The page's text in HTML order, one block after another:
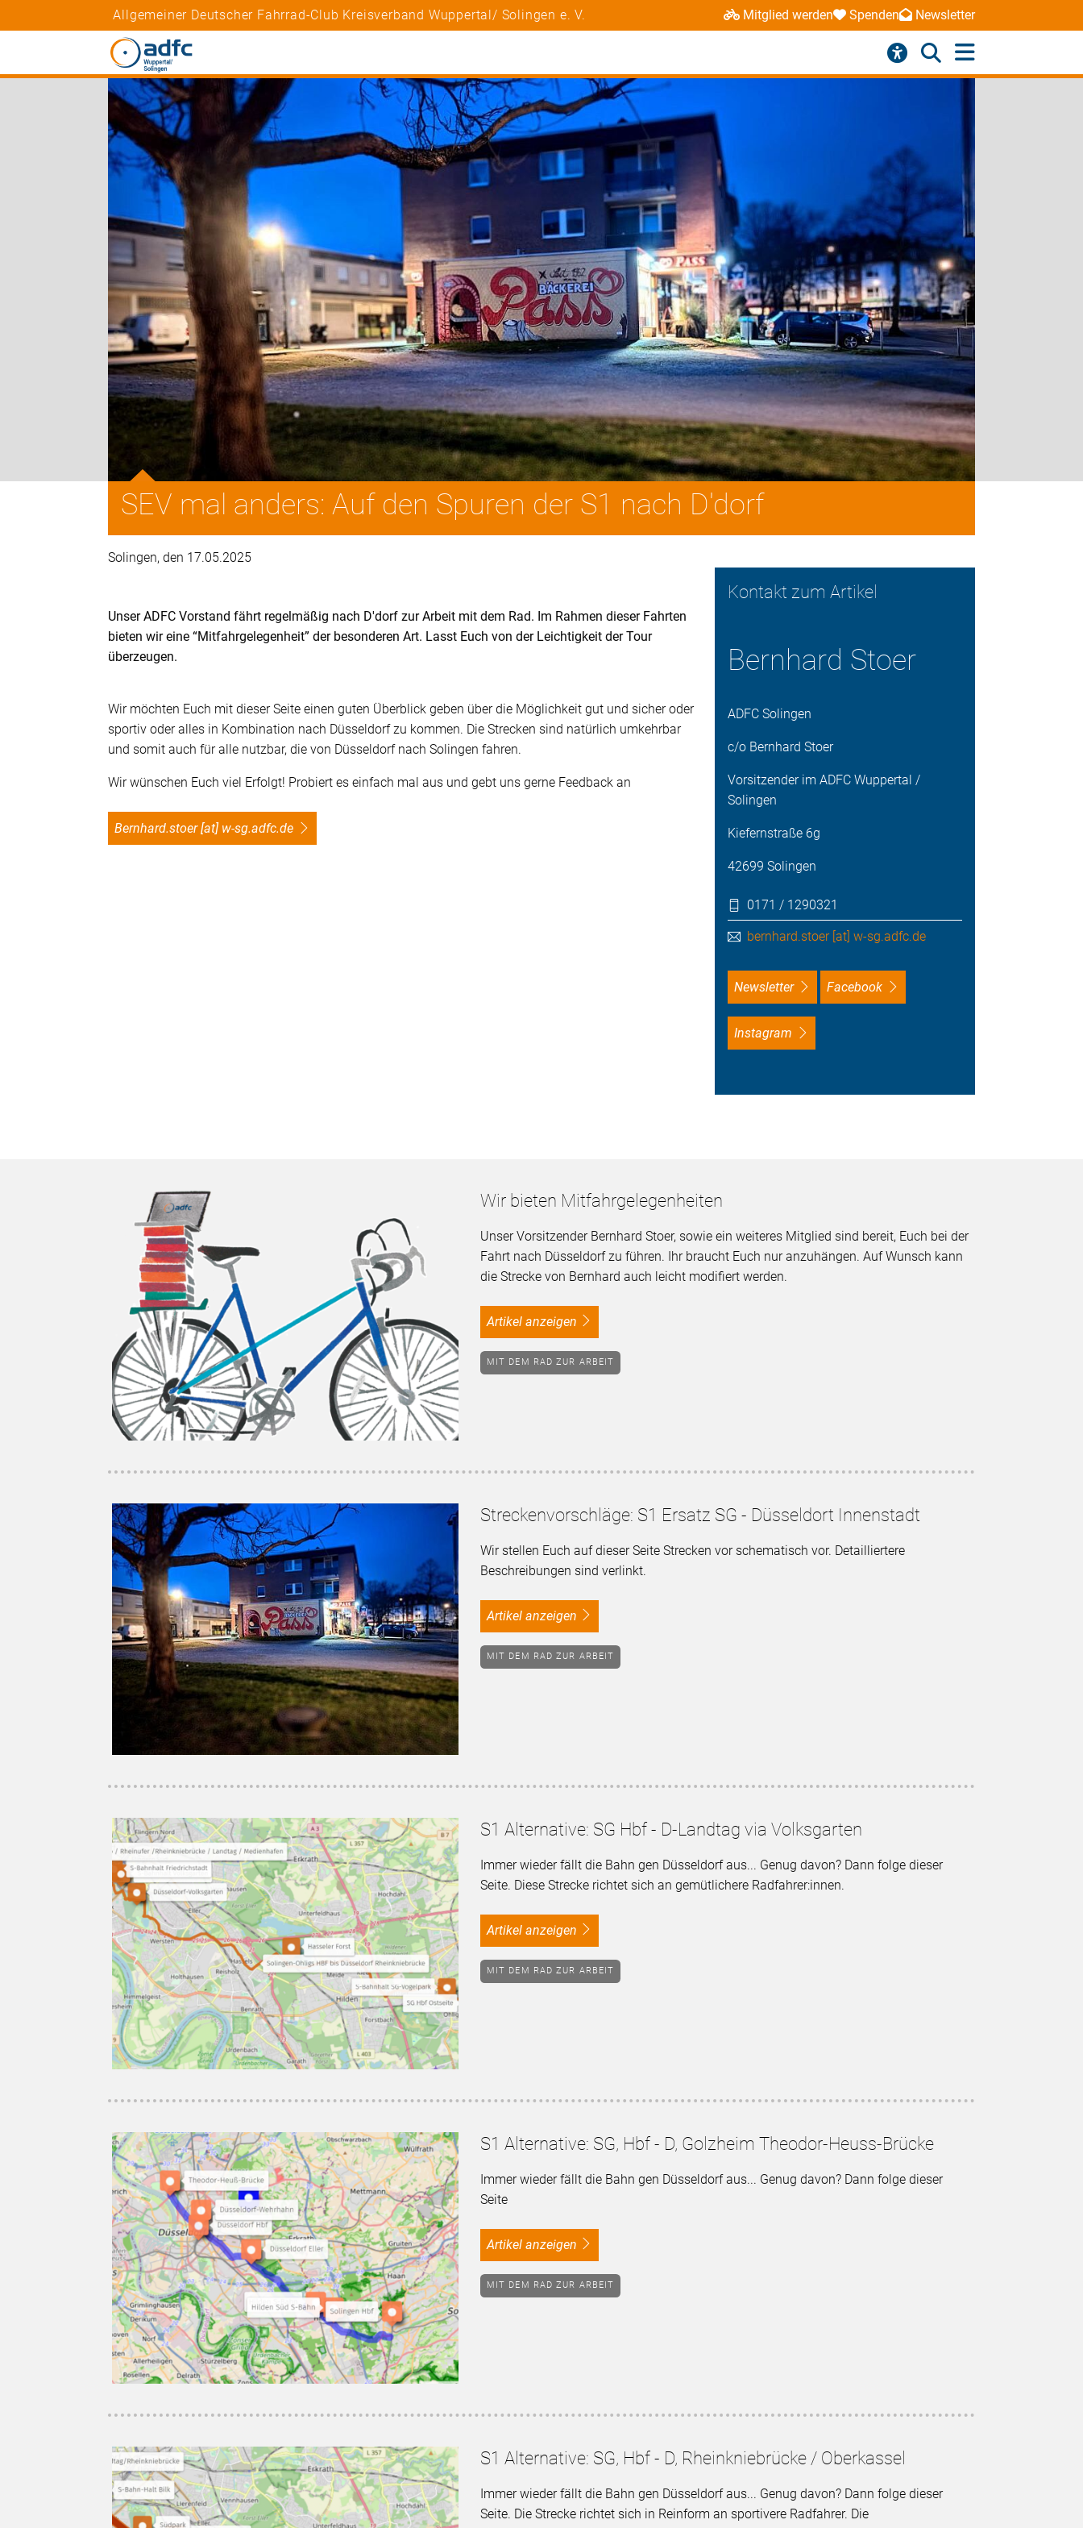
Allgemeiner Deutscher Fahrrad-Club Kreisverband Wuppertal/ Solingen e. V. Mitglied werden Spenden Newsletter
SEV mal anders: Auf den Spuren der S1 nach D'dorf
Solingen, den 17.05.2025
Kontakt zum Artikel
Bernhard Stoer
ADFC Solingen
c/o Bernhard Stoer
Vorsitzender im ADFC Wuppertal /
Solingen
Kiefernstraße 6g
42699 Solingen
0171 / 1290321
bernhard.stoer [at] w-sg.adfc.de
Newsletter Facebook
Instagram
Unser ADFC Vorstand fährt regelmäßig nach D'dorf zur Arbeit mit dem Rad. Im Rahmen dieser Fahrten
bieten wir eine “Mitfahrgelegenheit” der besonderen Art. Lasst Euch von der Leichtigkeit der Tour
überzeugen.
Wir möchten Euch mit dieser Seite einen guten Überblick geben über die Möglichkeit gut und sicher oder
sportiv oder alles in Kombination nach Düsseldorf zu kommen. Die Strecken sind natürlich umkehrbar
und somit auch für alle nutzbar, die von Düsseldorf nach Solingen fahren.
Wir wünschen Euch viel Erfolgt! Probiert es einfach mal aus und gebt uns gerne Feedback an
bernhard.stoer [at] w-sg.adfc.de
Wir bieten Mitfahrgelegenheiten
Unser Vorsitzender Bernhard Stoer, sowie ein weiteres Mitglied sind bereit, Euch bei der
Fahrt nach Düsseldorf zu führen. Ihr braucht Euch nur anzuhängen. Auf Wunsch kann
die Strecke von Bernhard auch leicht modifiert werden.
Artikel anzeigen
MIT DEM RAD ZUR ARBEIT
Streckenvorschläge: S1 Ersatz SG - Düsseldort Innenstadt
Wir stellen Euch auf dieser Seite Strecken vor schematisch vor. Detailliertere
Beschreibungen sind verlinkt.
Artikel anzeigen
MIT DEM RAD ZUR ARBEIT
S1 Alternative: SG Hbf - D-Landtag via Volksgarten
Immer wieder fällt die Bahn gen Düsseldorf aus... Genug davon? Dann folge dieser
Seite. Diese Strecke richtet sich an gemütlichere Radfahrer:innen.
Artikel anzeigen
MIT DEM RAD ZUR ARBEIT
S1 Alternative: SG, Hbf - D, Golzheim Theodor-Heuss-Brücke
Immer wieder fällt die Bahn gen Düsseldorf aus... Genug davon? Dann folge dieser
Seite
Artikel anzeigen
MIT DEM RAD ZUR ARBEIT
S1 Alternative: SG, Hbf - D, Rheinkniebrücke / Oberkassel
Immer wieder fällt die Bahn gen Düsseldorf aus... Genug davon? Dann folge dieser
Seite. Die Strecke richtet sich in Reinform an sportivere Radfahrer. Die